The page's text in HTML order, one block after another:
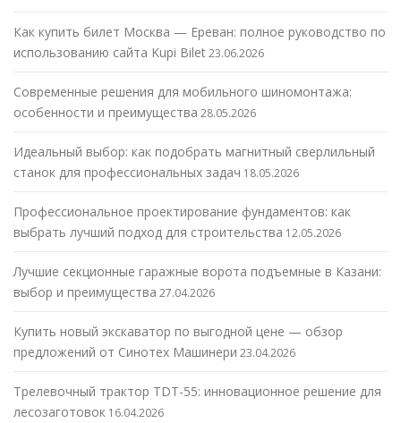
Как купить билет Москва — Ереван: полное руководство по
использованию сайта Kupi Bilet23.06.2026
Современные решения для мобильного шиномонтажа:
особенности и преимущества 28.05.2026
Идеальный выбор: как подобрать магнитный сверлильный
станок для профессиональных задач 18.05.2026
Профессиональное проектирование фундаментов: как
выбрать лучший подход для строительства 12.05.2026
Лучшие секционные гаражные ворота подъемные в Казани:
выбор и преимущества 27.04.2026
Купить новый экскаватор по выгодной цене — обзор
предложений от Синотех Машинери 23.04.2026
Трелевочный трактор TDT-55: инновационное решение для
лесозаготовок 16.04.2026